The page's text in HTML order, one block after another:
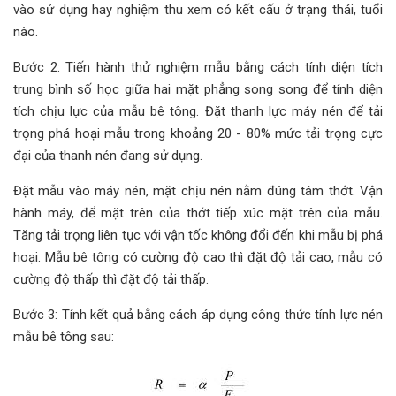
vào sử dụng hay nghiệm thu xem có kết cấu ở trạng thái, tuổi
nào.
Bước 2: Tiến hành thử nghiệm mẫu bằng cách tính diện tích
trung bình số học giữa hai mặt phẳng song song để tính diện
tích chịu lực của mẫu bê tông. Đặt thanh lực máy nén để tải
trọng phá hoại mẫu trong khoảng 20 - 80% mức tải trọng cực
đại của thanh nén đang sử dụng.
Đặt mẫu vào máy nén, mặt chịu nén nằm đúng tâm thớt. Vận
hành máy, để mặt trên của thớt tiếp xúc mặt trên của mẫu.
Tăng tải trọng liên tục với vận tốc không đổi đến khi mẫu bị phá
hoại. Mẫu bê tông có cường độ cao thì đặt độ tải cao, mẫu có
cường độ thấp thì đặt độ tải thấp.
Bước 3: Tính kết quả bằng cách áp dụng công thức tính lực nén
mẫu bê tông sau: